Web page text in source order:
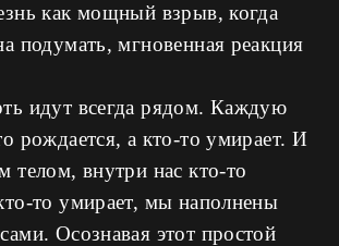
как мощный взрыв, когда
подумать, мгновенная реакция
идут всегда рядом. Каждую
рождается, а кто-то умирает. И
телом, внутри нас кто-то
то умирает, мы наполнены
Осознавая этот простой